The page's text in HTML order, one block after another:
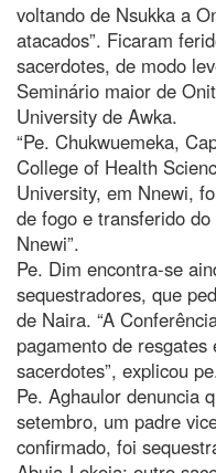
voltando de Nsukka a
atacados”. Ficaram
sacerdotes, de modo
Seminário maior de
University de Awka.
“Pe. Chukwuemeka,
College of Health
University, em Nnewi,
de fogo e transferido
Nnewi”.
Pe. Dim encontra-se
sequestradores, que
de Naira. “A
pagamento de
sacerdotes”, explicou
Pe. Aghaulor denuncia
setembro, um padre
confirmado, foi